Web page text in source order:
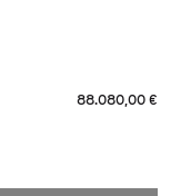
88.080,00 €